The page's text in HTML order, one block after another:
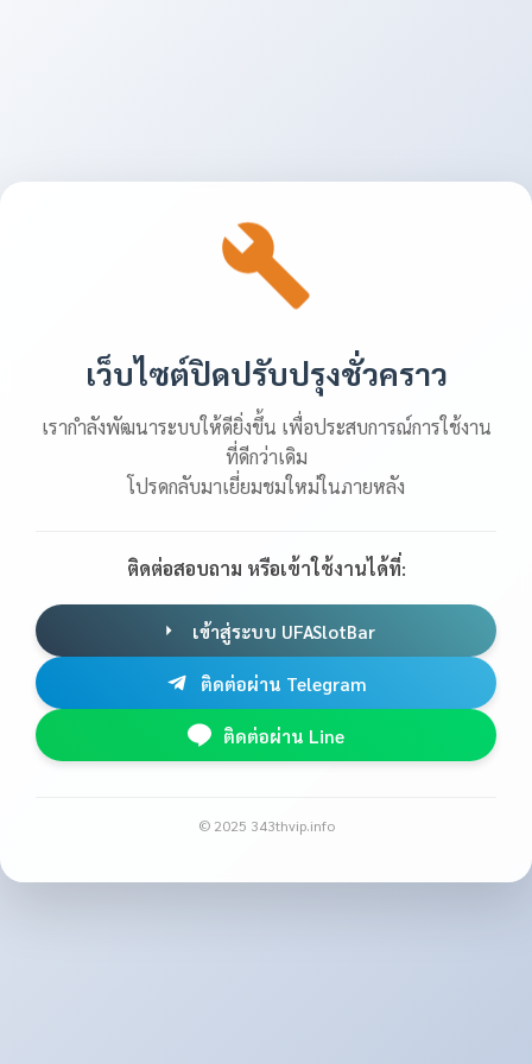
เว็บไซต์ปิดปรับปรุงชั่วคราว
เรากำลังพัฒนาระบบให้ดียิ่งขึ้น เพื่อประสบการณ์การใช้งาน
ที่ดีกว่าเดิม
โปรดกลับมาเยี่ยมชมใหม่ในภายหลัง
ติดต่อสอบถาม หรือเข้าใช้งานได้ที่:
เข้าสู่ระบบ UFASlotBar
ติดต่อผ่าน Telegram
ติดต่อผ่าน Line
© 2025 343thvip.info